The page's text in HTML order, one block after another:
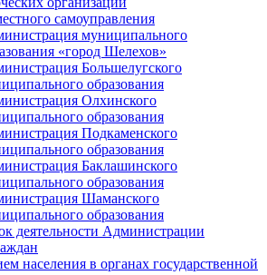
самоуправления
муниципального
«город Шелехов»
Большелугского
образования
Олхинского
образования
Подкаменского
образования
Баклашинского
образования
Шаманского
образования
деятельности Администрации
населения в органах государственной